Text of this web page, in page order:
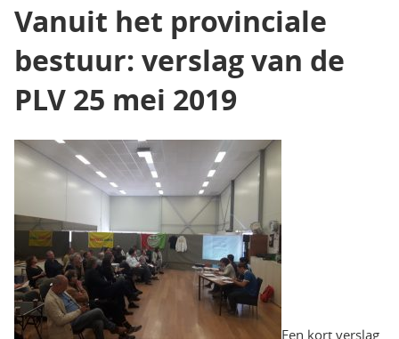
Vanuit het provinciale
bestuur: verslag van de
PLV 25 mei 2019
Een kort verslag